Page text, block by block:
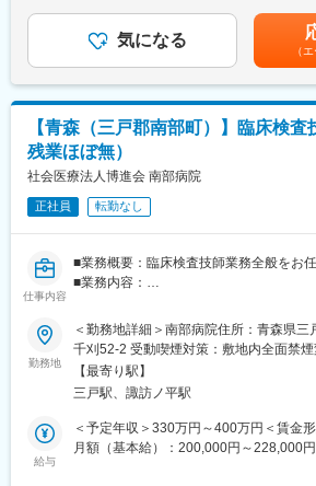
の健康診断を実施しており、新規の患者
変更の範囲：会社の定める業務
ていただけます。”住み慣れた場所でそ
訪問診療の看護師として、病棟や診察室
んの生活やご家族の様子をダイレクトに
在宅診療に関わる看護業務全般をご対応
※夜勤なし
※オンコール有（週1～2回）電話対応の
オンコール対応は業務に慣れてからお任
回数、頻度についても習熟度や診療状況
振り致します。日中の診療や体制の見直
◎訪問範囲…クリニックより16km圏内
◎1日の訪問件数…7～10件程度
※主な訪問先は患者様のご自宅や入居施
計2～3時間前後の内勤業務があります。
◎診療介助、バイタルサイン測定、点滴
別途オンコールを対応の際には5,000円/
入社時の給与は適性により判断いたしま
昇給もございます。賃金はあくまでも目
通じて上下する可能性があります。月給
表記です。
気になる
（
【青森（三戸郡南部町）】臨床検査
残業ほぼ無）
社会医療法人博進会 南部病院
正社員 転勤なし
仕事内容
■業務概要：臨床検査技師業務全般をお任
■業務内容：
・心電図ホルター心電図の検査
・採血やエコー検査等できれば尚可。
■組織体制について：現在、臨床検査技
ており、適宜外注も活用しながら業務を
制強化で臨床検査技師としての実務を行
を行っています。残業はほぼ無く、安定
です。
■当院について：当院は令和5年11月で創
勤務地
＜勤務地詳細＞南部病院住所：青森県
千刈52-2 受動喫煙対策：敷地内全面禁
【最寄り駅】
三戸駅、諏訪ノ平駅
給与
＜予定年収＞330万円～400万円＜賃金
月額（基本給）：200,000円～228,000